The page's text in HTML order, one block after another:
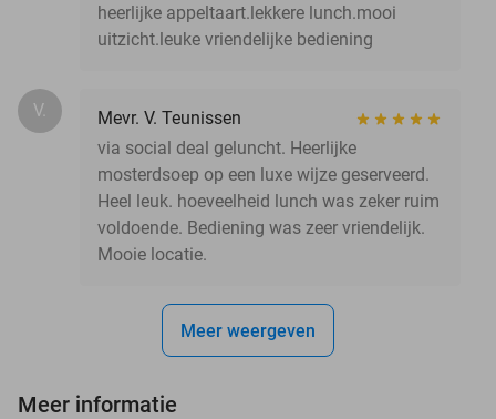
heerlijke appeltaart.lekkere lunch.mooi
uitzicht.leuke vriendelijke bediening
V.
Mevr. V. Teunissen
via social deal geluncht. Heerlijke
mosterdsoep op een luxe wijze geserveerd.
Heel leuk. hoeveelheid lunch was zeker ruim
voldoende. Bediening was zeer vriendelijk.
Mooie locatie.
Meer weergeven
Meer informatie